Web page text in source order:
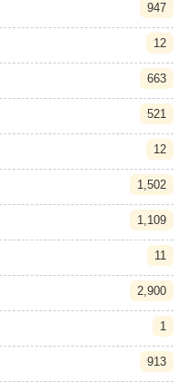
947
12
663
521
12
1,502
1,109
11
2,900
1
913